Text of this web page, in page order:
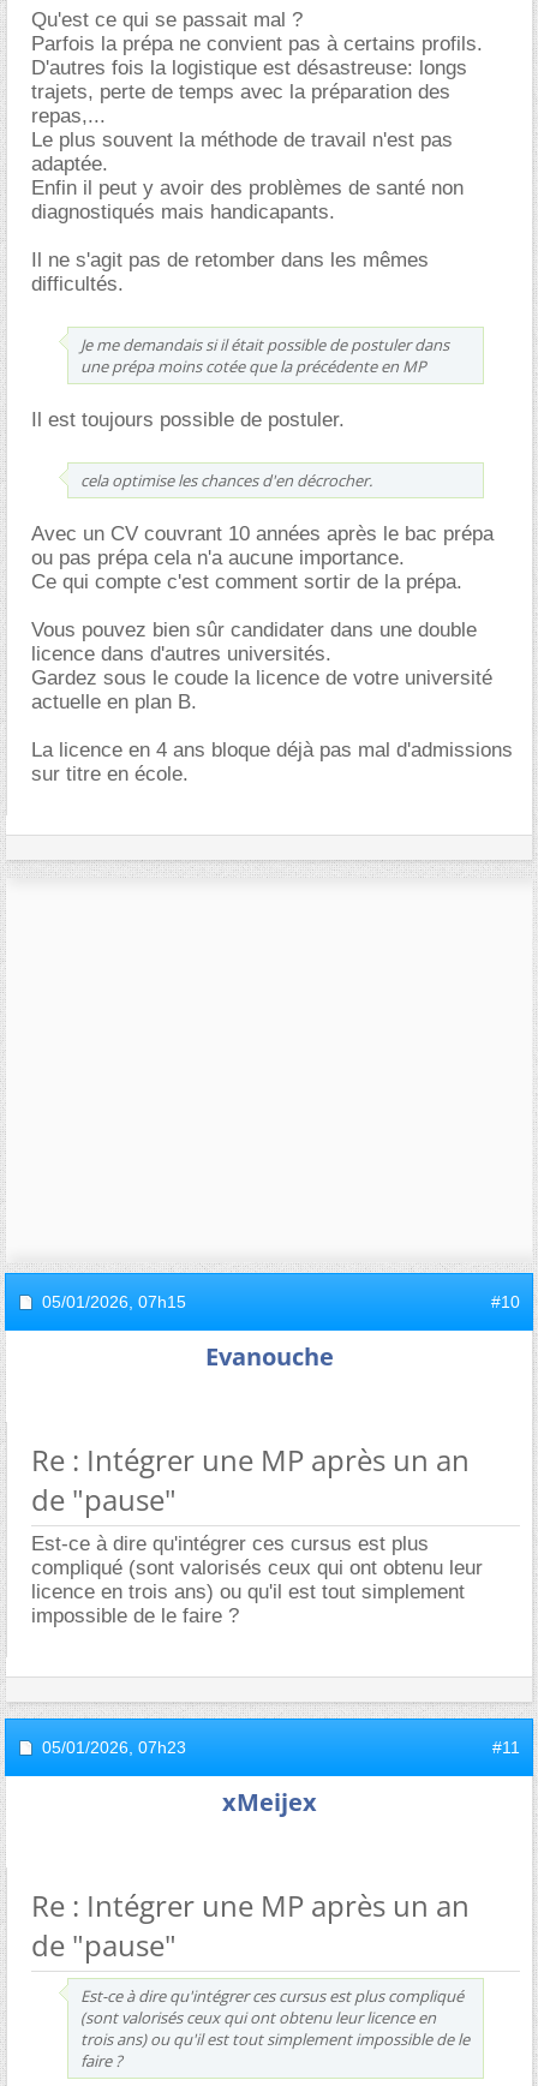
Qu'est ce qui se passait mal ?
Parfois la prépa ne convient pas à certains profils.
D'autres fois la logistique est désastreuse: longs
trajets, perte de temps avec la préparation des
repas,...
Le plus souvent la méthode de travail n'est pas
adaptée.
Enfin il peut y avoir des problèmes de santé non
diagnostiqués mais handicapants.
Il ne s'agit pas de retomber dans les mêmes
difficultés.
Je me demandais si il était possible de postuler dans
une prépa moins cotée que la précédente en MP
Il est toujours possible de postuler.
cela optimise les chances d'en décrocher.
Avec un CV couvrant 10 années après le bac prépa
ou pas prépa cela n'a aucune importance.
Ce qui compte c'est comment sortir de la prépa.
Vous pouvez bien sûr candidater dans une double
licence dans d'autres universités.
Gardez sous le coude la licence de votre université
actuelle en plan B.
La licence en 4 ans bloque déjà pas mal d'admissions
sur titre en école.
05/01/2026, 07h15 #10
Evanouche
Re : Intégrer une MP après un an
de "pause"
Est-ce à dire qu'intégrer ces cursus est plus
compliqué (sont valorisés ceux qui ont obtenu leur
licence en trois ans) ou qu'il est tout simplement
impossible de le faire ?
05/01/2026, 07h23 #11
xMeijex
Re : Intégrer une MP après un an
de "pause"
Est-ce à dire qu'intégrer ces cursus est plus compliqué
(sont valorisés ceux qui ont obtenu leur licence en
trois ans) ou qu'il est tout simplement impossible de le
faire ?